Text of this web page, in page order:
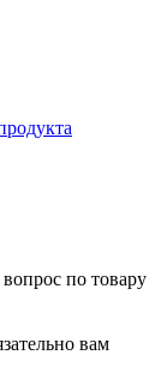
по товару
вам